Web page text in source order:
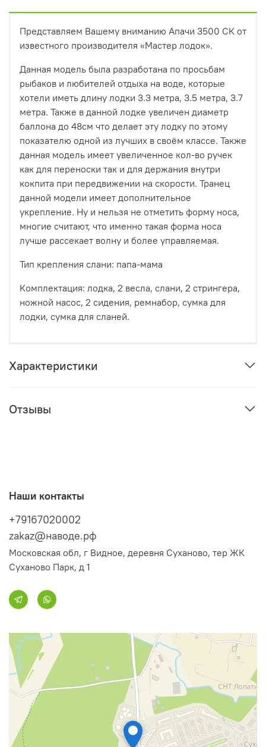
Представляем Вашему вниманию Апачи 3500 СК от
известного производителя «Мастер лодок».
Данная модель была разработана по просьбам
рыбаков и любителей отдыха на воде, которые
хотели иметь длину лодки 3.3 метра, 3.5 метра, 3.7
метра. Также в данной лодке увеличен диаметр
баллона до 48см что делает эту лодку по этому
показателю одной из лучших в своём классе. Также
данная модель имеет увеличенное кол-во ручек
как для переноски так и для держания внутри
кокпита при передвижении на скорости. Транец
данной модели имеет дополнительное
укрепление. Ну и нельзя не отметить форму носа,
многие считают, что именно такая форма носа
лучше рассекает волну и более управляемая.
Тип крепления слани: папа-мама
Комплектация: лодка, 2 весла, слани, 2 стрингера,
ножной насос, 2 сидения, ремнабор, сумка для
лодки, сумка для сланей.
Характеристики
Отзывы
Наши контакты
+79167020002
zakaz@наводе.рф
Московская обл, г Видное, деревня Суханово, тер ЖК
Суханово Парк, д 1